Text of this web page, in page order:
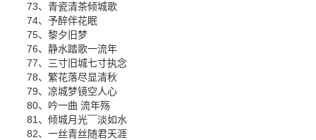
73、青瓷清茶倾城歌
74、予醉伴花眠
75、黎夕旧梦
76、静水踏歌一流年
77、三寸旧城七寸执念
78、繁花落尽显清秋
79、凉城梦镜空人心
80、吟一曲 流年殇
81、倾城月光﹋淡如水
82、一丝青丝随君天涯